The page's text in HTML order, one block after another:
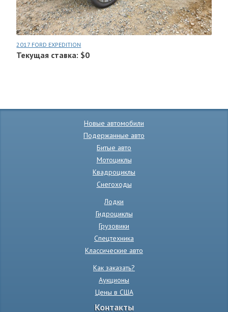
2017 FORD EXPEDITION
Текущая ставка: $0
Новые автомобили
Подержанные авто
Битые авто
Мотоциклы
Квадроциклы
Снегоходы
Лодки
Гидроциклы
Грузовики
Спецтехника
Классические авто
Как заказать?
Аукционы
Цены в США
Контакты